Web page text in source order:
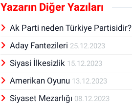
Yazarın Diğer Yazıları
Ak Parti neden Türkiye Partisidir?
Aday Fantezileri 25.12.2023
Siyasi İlkesizlik 15.12.2023
Amerikan Oyunu 13.12.2023
Siyaset Mezarlığı 08.12.2023